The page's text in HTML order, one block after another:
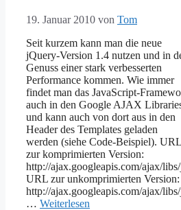
19. Januar 2010 von Tom
Seit kurzem kann man die neue
jQuery-Version 1.4 nutzen und in
Genuss einer stark verbesserten
Performance kommen. Wie immer
findet man das JavaScript-
auch in den Google AJAX
und kann auch von dort aus in den
Header des Templates geladen
werden (siehe Code-Beispiel). URL
zur komprimierten Version:
http://ajax.googleapis.com/ajax/
URL zur unkomprimierten Version:
http://ajax.googleapis.com/ajax/
… Weiterlesen